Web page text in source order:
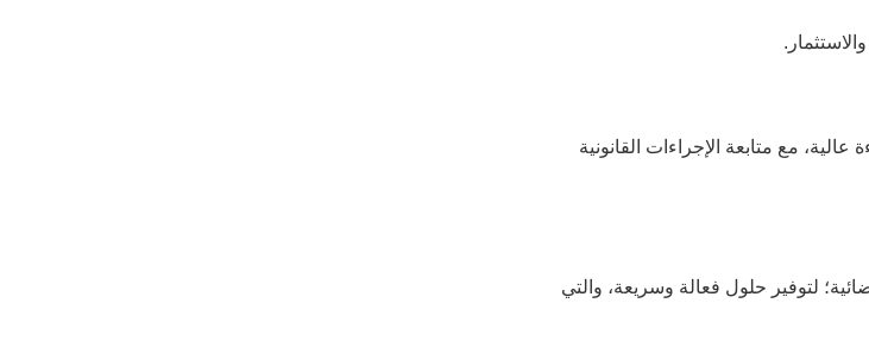
مع متابعة الإجراءات القانونية
لتوفير حلول فعالة وسريعة، والتي